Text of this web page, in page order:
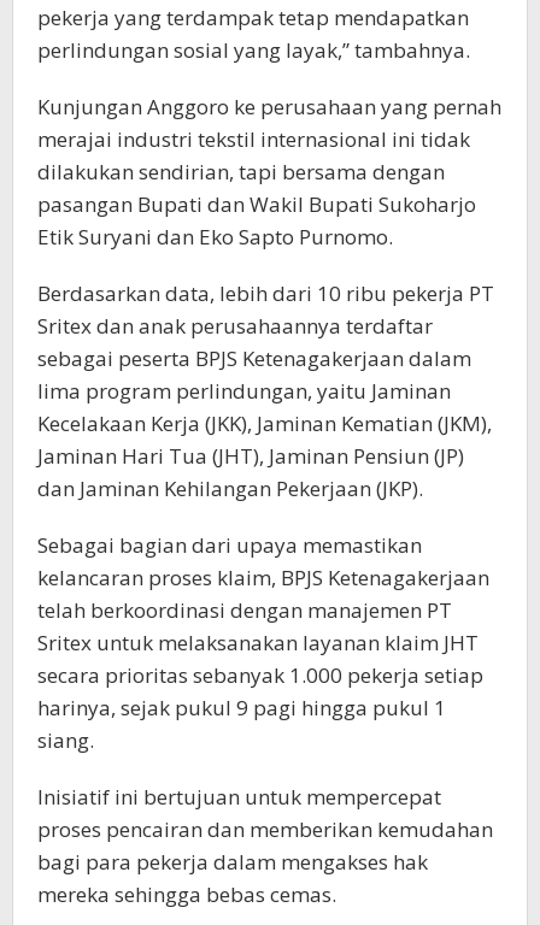
pekerja yang terdampak tetap mendapatkan
perlindungan sosial yang layak,” tambahnya.
Kunjungan Anggoro ke perusahaan yang pernah
merajai industri tekstil internasional ini tidak
dilakukan sendirian, tapi bersama dengan
pasangan Bupati dan Wakil Bupati Sukoharjo
Etik Suryani dan Eko Sapto Purnomo.
Berdasarkan data, lebih dari 10 ribu pekerja PT
Sritex dan anak perusahaannya terdaftar
sebagai peserta BPJS Ketenagakerjaan dalam
lima program perlindungan, yaitu Jaminan
Kecelakaan Kerja (JKK), Jaminan Kematian (JKM),
Jaminan Hari Tua (JHT), Jaminan Pensiun (JP)
dan Jaminan Kehilangan Pekerjaan (JKP).
Sebagai bagian dari upaya memastikan
kelancaran proses klaim, BPJS Ketenagakerjaan
telah berkoordinasi dengan manajemen PT
Sritex untuk melaksanakan layanan klaim JHT
secara prioritas sebanyak 1.000 pekerja setiap
harinya, sejak pukul 9 pagi hingga pukul 1
siang.
Inisiatif ini bertujuan untuk mempercepat
proses pencairan dan memberikan kemudahan
bagi para pekerja dalam mengakses hak
mereka sehingga bebas cemas.